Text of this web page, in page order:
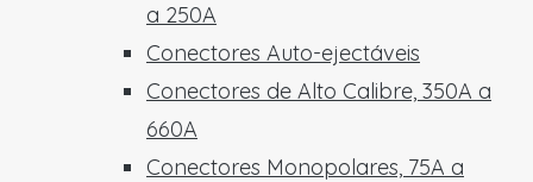
a 250A
Conectores Auto-ejectáveis
Conectores de Alto Calibre, 350A a
660A
Conectores Monopolares, 75A a